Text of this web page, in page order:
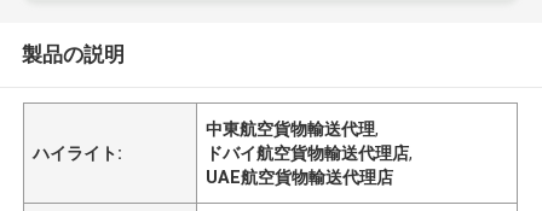
製品の説明
ハイライト:
中東航空貨物輸送代理,
ドバイ航空貨物輸送代理店,
UAE航空貨物輸送代理店